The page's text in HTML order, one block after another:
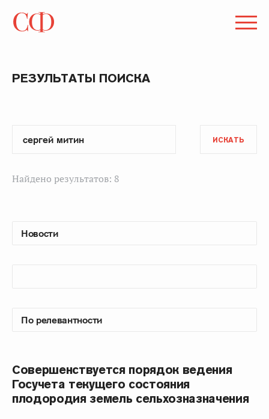
РЕЗУЛЬТАТЫ ПОИСКА
ИСКАТЬ
Найдено результатов: 8
Совершенствуется порядок ведения
Госучета текущего состояния
плодородия земель сельхозназначения